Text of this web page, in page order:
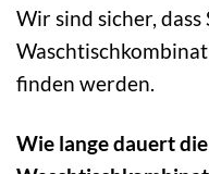
Wir sind sicher,
finden werden.
Wie lange dauert